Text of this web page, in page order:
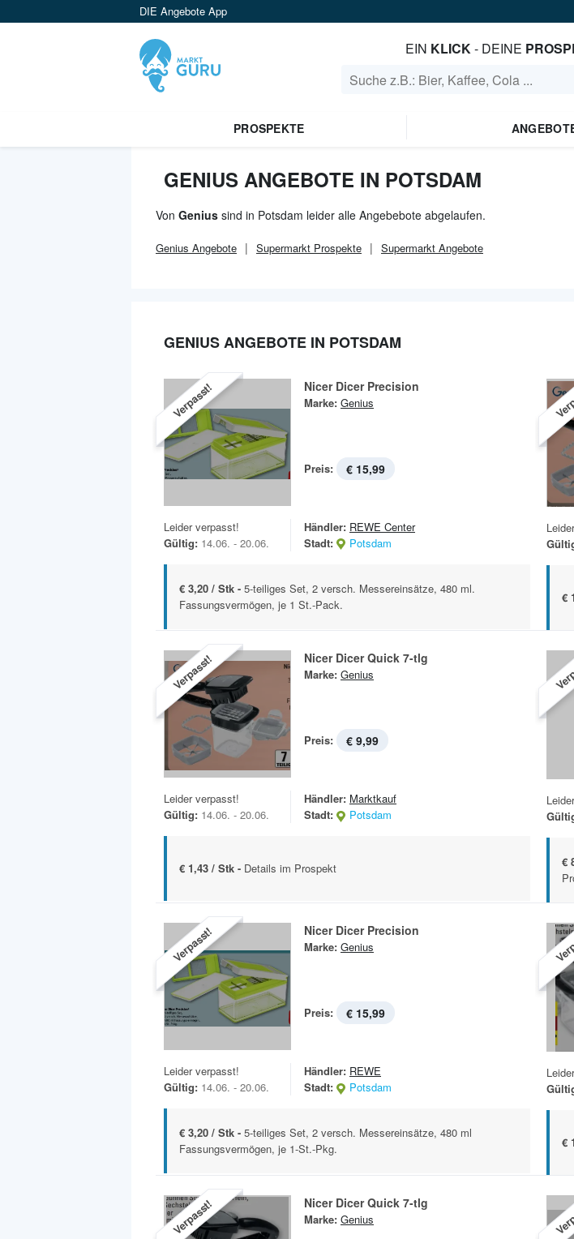
DIE Angebote App
EIN KLICK- DEINE
PROSPEKTE
GENIUS ANGEBOTE IN POTSDAM
Von Genius sind in Potsdam leider alle Angebebote abgelaufen.
Genius Angebote Supermarkt Prospekte Supermarkt Angebote
GENIUS ANGEBOTE IN POTSDAM
Verpasst! Nicer Dicer Precision
Marke: Genius
Preis: € 15,99
Leider verpasst!
Gültig: 14.06. - 20.06.
Händler: REWE Center
Stadt:
Potsdam
€ 3,20 / Stk - 5-teiliges Set, 2 versch. Messereinsätze, 480 ml.
Fassungsvermögen, je 1 St.-Pack.
€
Verpasst! Nicer Dicer Quick 7-tlg
Marke: Genius
Preis: € 9,99
Leider verpasst!
Gültig: 14.06. - 20.06.
Händler: Marktkauf
Stadt:
Potsdam
€ 1,43 / Stk - Details im Prospekt €
Verpasst! Nicer Dicer Precision
Marke: Genius
Preis: € 15,99
Leider verpasst!
Gültig: 14.06. - 20.06.
Händler: REWE
Stadt:
Potsdam
€ 3,20 / Stk - 5-teiliges Set, 2 versch. Messereinsätze, 480 ml
Fassungsvermögen, je 1-St.-Pkg.
€
Verpasst! Nicer Dicer Quick 7-tlg
Marke: Genius